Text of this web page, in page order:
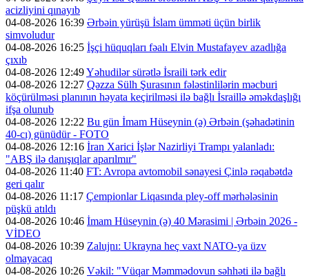
acizliyini qınayıb
04-08-2026 16:39 Ərbəin yürüşü İslam ümməti üçün birlik
simvoludur
04-08-2026 16:25 İşçi hüquqları fəalı Elvin Mustafayev azadlığa
çıxıb
04-08-2026 12:49Yəhudilər sürətlə İsraili tərk edir
04-08-2026 12:27 Qəzza Sülh Şurasının fələstinlilərin məcburi
köçürülməsi planının həyata keçirilməsi ilə bağlı İsraillə əməkdaşlığı
ifşa olunub
04-08-2026 12:22 Bu gün İmam Hüseynin (ə) Ərbəin (şəhadətinin
40-cı) günüdür - FOTO
04-08-2026 12:16 İran Xarici İşlər Nazirliyi Trampı yalanladı:
"ABŞ ilə danışıqlar aparılmır"
04-08-2026 11:40 FT: Avropa avtomobil sənayesi Çinlə rəqabətdə
geri qalır
04-08-2026 11:17 Çempionlar Liqasında pley-off mərhələsinin
püşkü atıldı
04-08-2026 10:46 İmam Hüseynin (ə) 40 Mərasimi | Ərbəin 2026 -
VİDEO
04-08-2026 10:39 Zalujnı: Ukrayna heç vaxt NATO-ya üzv
olmayacaq
04-08-2026 10:26 Vəkil: "Vüqar Məmmədovun səhhəti ilə bağlı